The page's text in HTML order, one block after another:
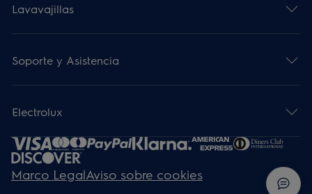
Lavavajillas
Soporte y Asistencia
Electrolux
Marco LegalAviso sobre cookies